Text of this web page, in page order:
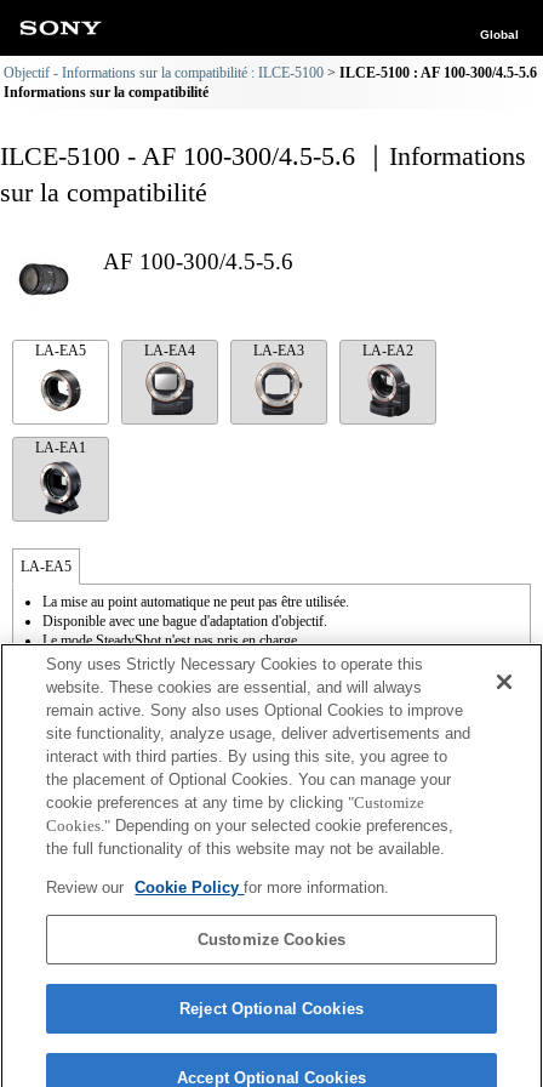
Global
Objectif - Informations sur la compatibilité : ILCE-5100
ILCE-5100 : AF 100-300/4.5-5.6
Informations sur la compatibilité
ILCE-5100 - AF 100-300/4.5-5.6 ｜Informations
sur la compatibilité
AF 100-300/4.5-5.6
LA-EA5 LA-EA4 LA-EA3 LA-EA2
LA-EA1
LA-EA5
La mise au point automatique ne peut pas être utilisée.
Disponible avec une bague d'adaptation d'objectif.
Le mode SteadyShot n'est pas pris en charge.
Le son de fonctionnement du diaphragme est enregistré à l'aide du microphone
interne.
La fonction Photo Creativity [Créativité photo] n'est pas opérationnelle.
Outside the A (Aperture priority), S (Shutter priority), and M (Manual) modes, the
shutter speed and the aperture can not be adjusted during the movie recording.
La fonction [Comp. objectif ] (Compensation de l'objectif) n'est pas opérationnelle.
La fonction " Mise au point automatique à détection de phase " n'est pas
opérationnelle.
En fonction des conditions de prise de vue, il se peut que la luminosité de l'image ne
soit pas uniforme.
Si vous fixez l'objectif à monture A à l'aide de l'adaptateur, la fonction d'aide à la mise
de mise au point. Vous pouvez agrandir l'image en sélectionnant la fonction [Loupe
mise pt] ou [Aide MF] sur n'importe quelle touche de "Réglag. touche perso".
L'obturateur tactile ne fonctionne pas.
Sony uses Strictly Necessary Cookies to operate this
website. These cookies are essential, and will always
remain active. Sony also uses Optional Cookies to improve
site functionality, analyze usage, deliver advertisements and
interact with third parties. By using this site, you agree to
the placement of Optional Cookies. You can manage your
cookie preferences at any time by clicking "Customize
Cookies." Depending on your selected cookie preferences,
the full functionality of this website may not be available.
Review our Cookie Policyfor more information.
Customize Cookies
Reject Optional Cookies
Accept Optional Cookies